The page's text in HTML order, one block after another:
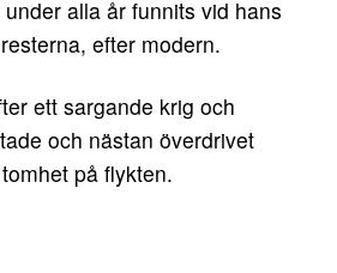
alla år funnits vid hans
efter modern.
ett sargande krig och
och nästan överdrivet
på flykten.